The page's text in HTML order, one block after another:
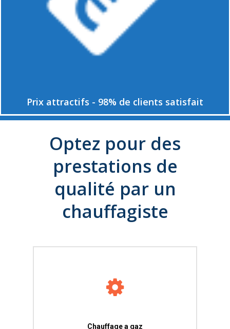
Prix attractifs - 98% de clients satisfait
Optez pour des
prestations de
qualité par un
chauffagiste
Chauffage a gaz